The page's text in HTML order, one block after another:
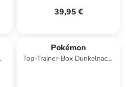
39,95 €
Pokémon
Top-Trainer-Box Dunkelnacht